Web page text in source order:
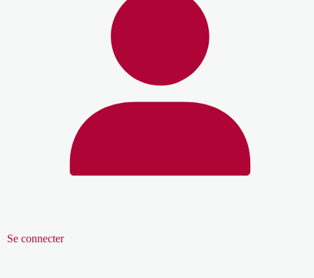
Se connecter